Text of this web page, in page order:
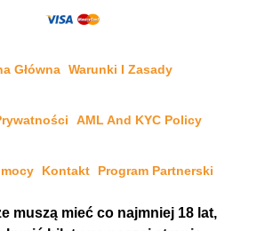
Główna Warunki I Zasady
AML And KYC Policy
Kontakt Program Partnerski
muszą mieć co najmniej 18 lat,